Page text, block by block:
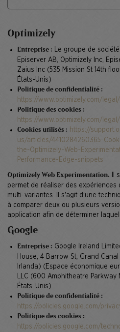
Optimizely
Entreprise :
Le groupe de
Episerver AB, Optimizely Inc,
Zaius Inc (535 Mission St 14th
États-Unis)
Politique de confidentialité :
https://www.optimizely.com/
Politique des cookies :
https://www.optimizely.com/
Cookies utilisés : https://
us/articles/4410284260365-
the-Optimizely-Web-
Performance-Edge-snippets
Optimizely Web Experimentation.
Il
permet de réaliser des expériences
multi-variantes. Il s'agit d'une
à comparer deux ou plusieurs
application afin de déterminer
Google
Entreprise : Google Ireland
House, 4 Barrow St, Grand
Irlanda) (Espace économique
LLC (600 Amphitheatre Parkway
États-Unis)
Politique de confidentialité :
https://policies.google.com/
Politique des cookies :
https://policies.google.com/